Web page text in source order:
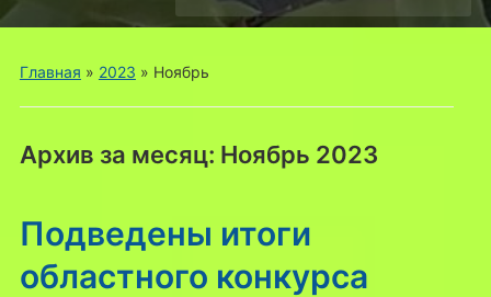
меню
Главная » 2023 » Ноябрь
Архив за месяц: Ноябрь 2023
Подведены итоги
областного конкурса